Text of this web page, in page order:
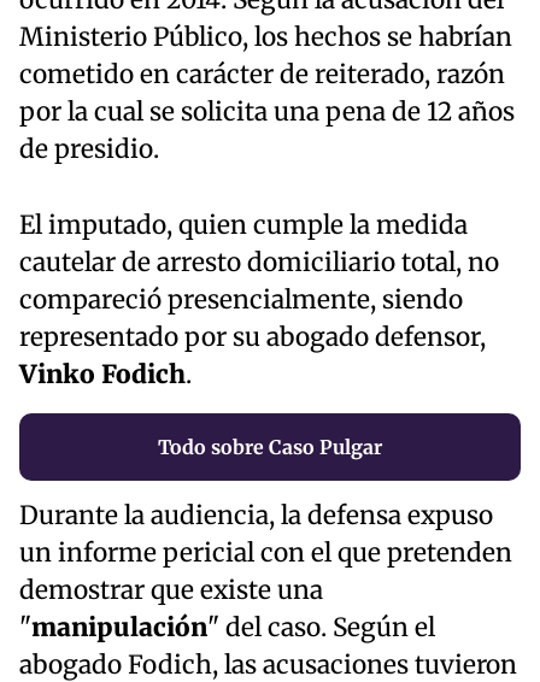
Ministerio Público, los hechos se habrían
cometido en carácter de reiterado, razón
por la cual se solicita una pena de 12 años
de presidio.
El imputado, quien cumple la medida
cautelar de arresto domiciliario total, no
compareció presencialmente, siendo
representado por su abogado defensor,
Vinko Fodich.
Todo sobre Caso Pulgar
Durante la audiencia, la defensa expuso
un informe pericial con el que pretenden
demostrar que existe una
"manipulación" del caso. Según el
abogado Fodich, las acusaciones tuvieron